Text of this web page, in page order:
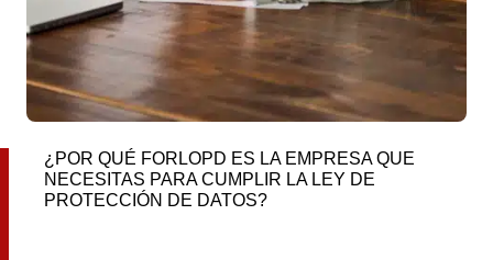
¿POR QUÉ FORLOPD ES LA EMPRESA QUE
NECESITAS PARA CUMPLIR LA LEY DE
PROTECCIÓN DE DATOS?